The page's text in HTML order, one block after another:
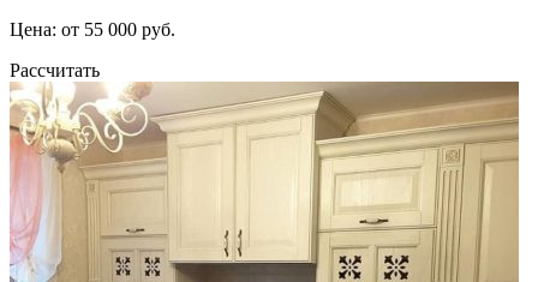
Цена: от 55 000 руб.
Рассчитать